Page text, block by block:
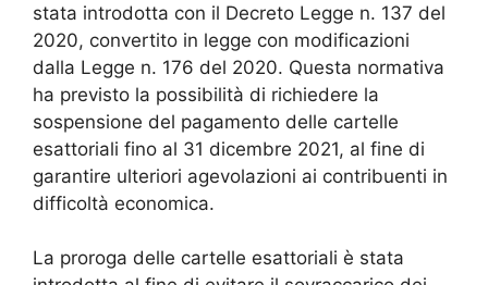
stata introdotta con il Decreto Legge n. 137 del
2020, convertito in legge con modificazioni
dalla Legge n. 176 del 2020. Questa normativa
ha previsto la possibilità di richiedere la
sospensione del pagamento delle cartelle
esattoriali fino al 31 dicembre 2021, al fine di
garantire ulteriori agevolazioni ai contribuenti in
difficoltà economica.
La proroga delle cartelle esattoriali è stata